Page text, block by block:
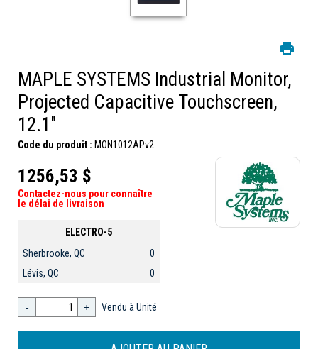
MAPLE SYSTEMS Industrial Monitor,
Projected Capacitive Touchscreen,
12.1"
Code du produit : MON1012APv2
1256,53 $
Contactez-nous pour connaître
le délai de livraison
ELECTRO-5
Sherbrooke, QC
0
Lévis, QC
0
- + Vendu à Unité